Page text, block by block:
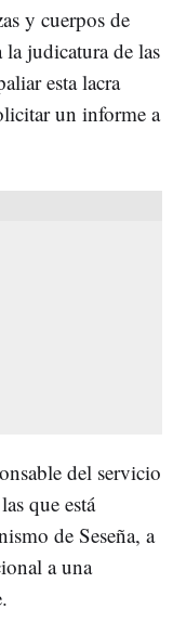
y cuerpos de
judicatura de las
esta lacra
un informe a
del servicio
que está
de Seseña, a
a una